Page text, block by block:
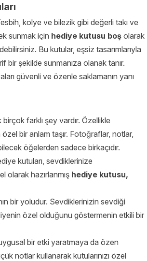
kolye ve bilezik gibi değerli takı ve
sunmak için hediye kutusu boş olarak
Bu kutular, eşsiz tasarımlarıyla
bir şekilde sunmanıza olanak tanır.
güvenli ve özenle saklamanın yanı
farklı şey vardır. Özellikle
bir anlam taşır. Fotoğraflar, notlar,
öğelerden sadece birkaçıdır.
kutuları, sevdiklerinize
olarak hazırlanmış hediye kutusu,
bir yoludur. Sevdiklerinizin sevdiği
özel olduğunu göstermenin etkili bir
bir etki yaratmaya da özen
notlar kullanarak kutularınızı özel